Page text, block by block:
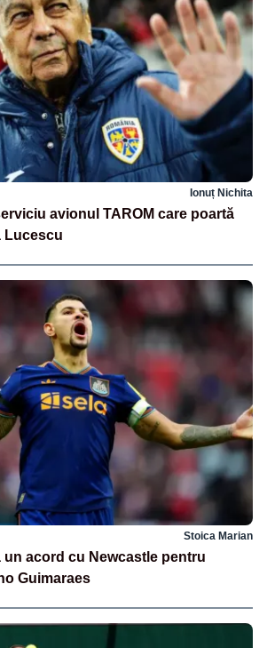
Ionuț Nichita
avionul TAROM care poartă
Lucescu
Stoica Marian
acord cu Newcastle pentru
Guimaraes